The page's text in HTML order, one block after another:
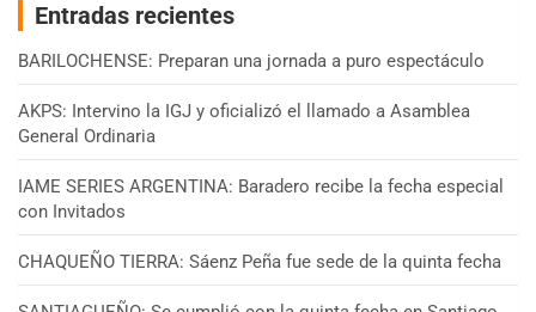
Entradas recientes
BARILOCHENSE: Preparan una jornada a puro espectáculo
AKPS: Intervino la IGJ y oficializó el llamado a Asamblea
General Ordinaria
IAME SERIES ARGENTINA: Baradero recibe la fecha especial
con Invitados
CHAQUEÑO TIERRA: Sáenz Peña fue sede de la quinta fecha